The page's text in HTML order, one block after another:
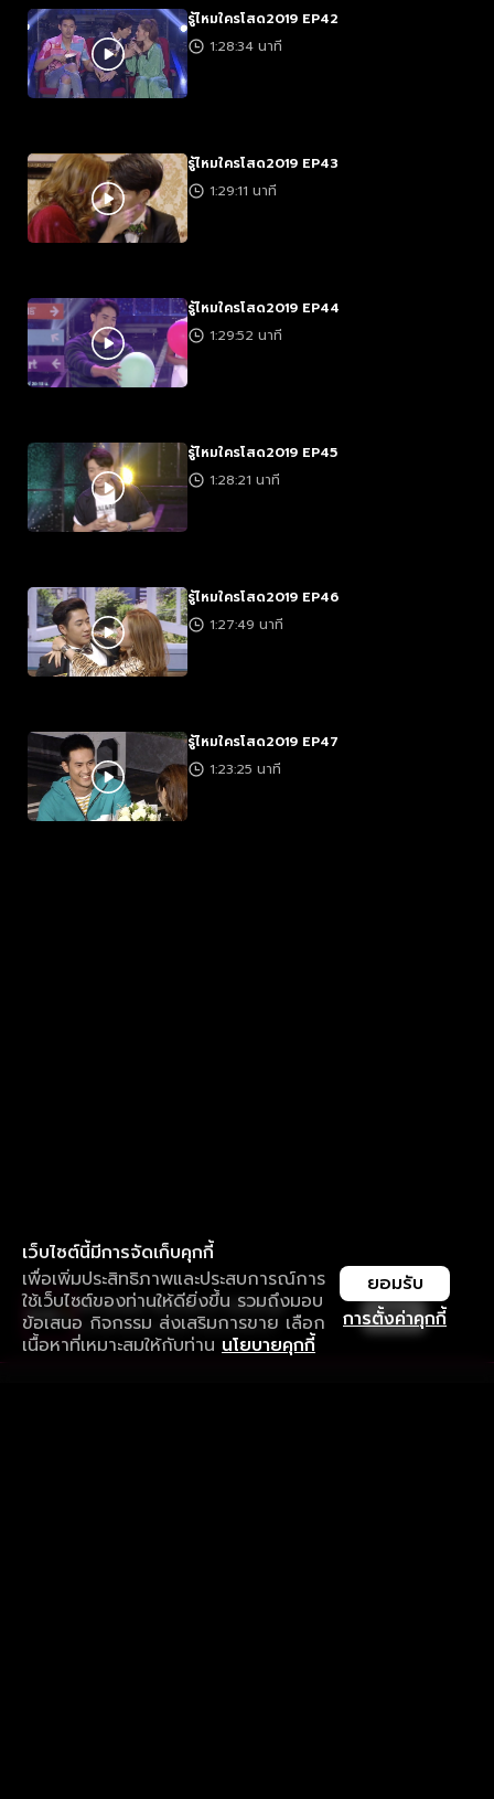
รู้ไหมใครโสด2019 EP42
1:28:34 นาที
รู้ไหมใครโสด2019 EP43
1:29:11 นาที
รู้ไหมใครโสด2019 EP44
1:29:52 นาที
รู้ไหมใครโสด2019 EP45
1:28:21 นาที
รู้ไหมใครโสด2019 EP46
1:27:49 นาที
รู้ไหมใครโสด2019 EP47
1:23:25 นาที
เว็บไซต์นี้มีการจัดเก็บคุกกี้
เพื่อเพิ่มประสิทธิภาพและประสบการณ์การ
ใช้เว็บไซต์ของท่านให้ดียิ่งขึ้น รวมถึงมอบ
ข้อเสนอ กิจกรรม ส่งเสริมการขาย เลือก
เนื้อหาที่เหมาะสมให้กับท่าน นโยบายคุกกี้
การตั้งค่าคุกกี้
ยอมรับ
ใช้งานแอป ลื่นไหลกว่า ไม่มีสะดุด
ดาวน์โหลดแอปเพื่อการรับชมที่ดีกว่า เปิด